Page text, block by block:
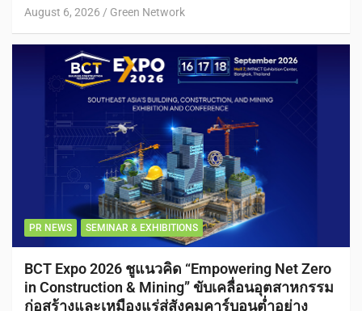
August 6, 2026 Green Network
PR NEWS SEMINAR & EXHIBITIONS
BCT Expo 2026 ชูแนวคิด “Empowering Net Zero
in Construction & Mining” ขับเคลื่อนอุตสาหกรรม
ก่อสร้างและเหมืองแร่สู่สังคมคาร์บอนต่ำอย่าง